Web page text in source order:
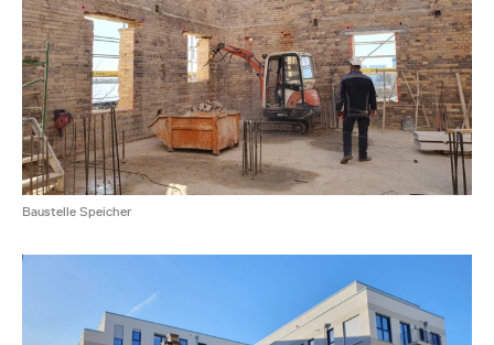
Baustelle Speicher